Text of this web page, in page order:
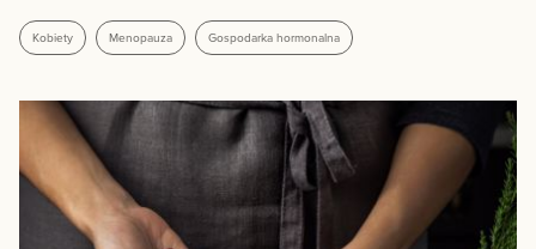
Kobiety Menopauza Gospodarka hormonalna